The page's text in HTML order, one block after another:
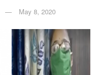
May 8, 2020